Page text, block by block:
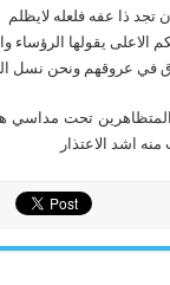
ذا عفه فلعله لايظلم
الاعلى يقولها
في عروقهم ونحن نسل
تحت مداسي
اشد الاعتذار